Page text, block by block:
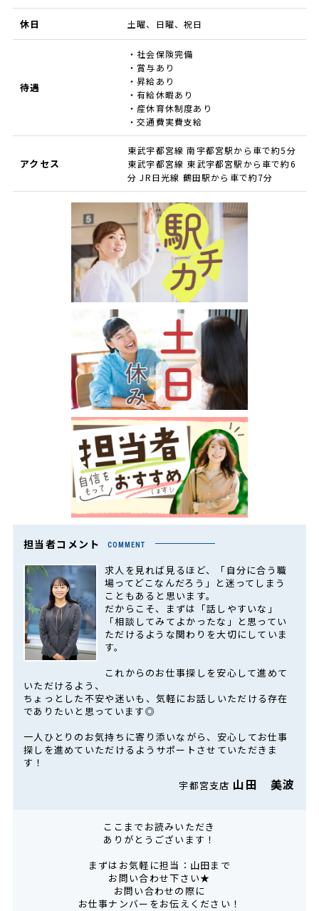
休日 土曜、日曜、祝日
待遇
・社会保険完備
・賞与あり
・昇給あり
・有給休暇あり
・産休育休制度あり
・交通費実費支給
アクセス
東武宇都宮線 南宇都宮駅から車で約5分
東武宇都宮線 東武宇都宮駅から車で約6
分 JR日光線 鶴田駅から車で約7分
担当者コメント COMMENT
求人を見れば見るほど、「自分に合う職
場ってどこなんだろう」と迷ってしまう
こともあると思います。
だからこそ、まずは「話しやすいな」
「相談してみてよかったな」と思ってい
ただけるような関わりを大切にしていま
す。
これからのお仕事探しを安心して進めて
いただけるよう、
ちょっとした不安や迷いも、気軽にお話しいただける存在
でありたいと思っています◎
一人ひとりのお気持ちに寄り添いながら、安心してお仕事
探しを進めていただけるようサポートさせていただきま
す！
宇都宮支店 山田 美波
ここまでお読みいただき
ありがとうございます！
まずはお気軽に担当：山田まで
お問い合わせ下さい★
お問い合わせの際に
お仕事ナンバーをお伝えください！